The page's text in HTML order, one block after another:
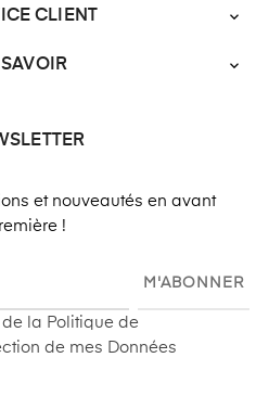
CLIENT 

et nouveautés en avant
!
M'ABONNER
la Politique de
de mes Données